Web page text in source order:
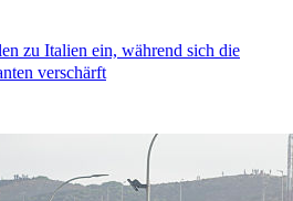
zu Italien ein, während sich die
verschärft